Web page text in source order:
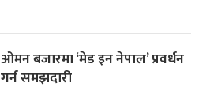
ओमन बजारमा ‘मेड इन नेपाल’ प्रवर्धन
गर्न समझदारी